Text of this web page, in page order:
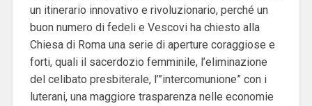
un itinerario innovativo e rivoluzionario, perché un
buon numero di fedeli e Vescovi ha chiesto alla
Chiesa di Roma una serie di aperture coraggiose e
forti, quali il sacerdozio femminile, l’eliminazione
del celibato presbiterale, l’”intercomunione” con i
luterani, una maggiore trasparenza nelle economie